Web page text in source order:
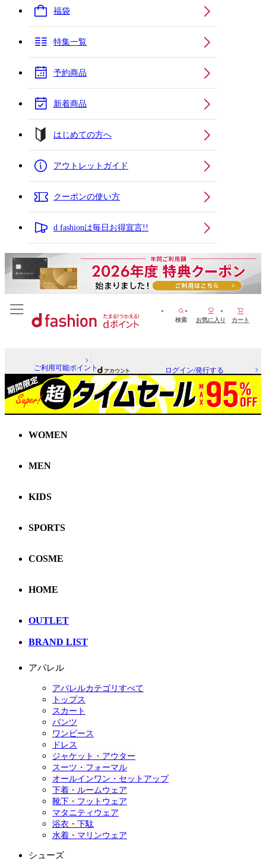
福袋
特集一覧
予約商品
新着商品
はじめての方へ
アウトレットガイド
クーポンの使い方
d fashionは毎日お得宣言!!
検索 お気に入り カート
ご利用可能ポイント ログイン/発行する
WOMEN
MEN
KIDS
SPORTS
COSME
HOME
OUTLET
BRAND LIST
アパレル
アパレルカテゴリすべて
トップス
スカート
パンツ
ワンピース
ドレス
ジャケット・アウター
スーツ・フォーマル
オールインワン・セットアップ
下着・ルームウェア
靴下・フットウェア
マタニティウェア
浴衣・下駄
水着・マリンウェア
シューズ